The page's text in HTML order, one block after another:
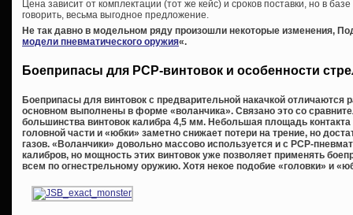
Цена зависит от комплектации (тот же кейс) и сроков поставки, но в
говорить, весьма выгодное предложение.
Не так давно в модельном ряду произошли некоторые изменения,
модели пневматического оружия«.
Боеприпасы для PCP-винтовок и особенности
Боеприпасы для винтовок с предварительной накачкой
основном выполнены в форме «воланчика». Связано это со
большинства винтовок калибра 4,5 мм. Небольшая площадь контакта
головной части и «юбки» заметно снижает потери на трение, но
газов. «Воланчики» довольно массово используется и с PCP-
калибров, но мощность этих винтовок уже позволяет применять
всем по огнестрельному оружию. Хотя некое подобие «головки» и